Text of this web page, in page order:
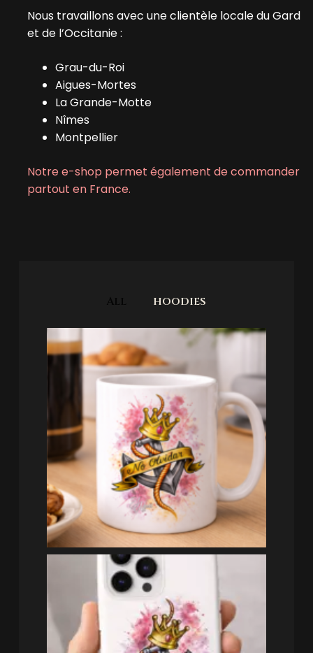
Nous travaillons avec une clientèle locale du Gard
et de l’Occitanie :
Grau-du-Roi
Aigues-Mortes
La Grande-Motte
Nîmes
Montpellier
Notre e-shop permet également de commander
partout en France.
All hoodies